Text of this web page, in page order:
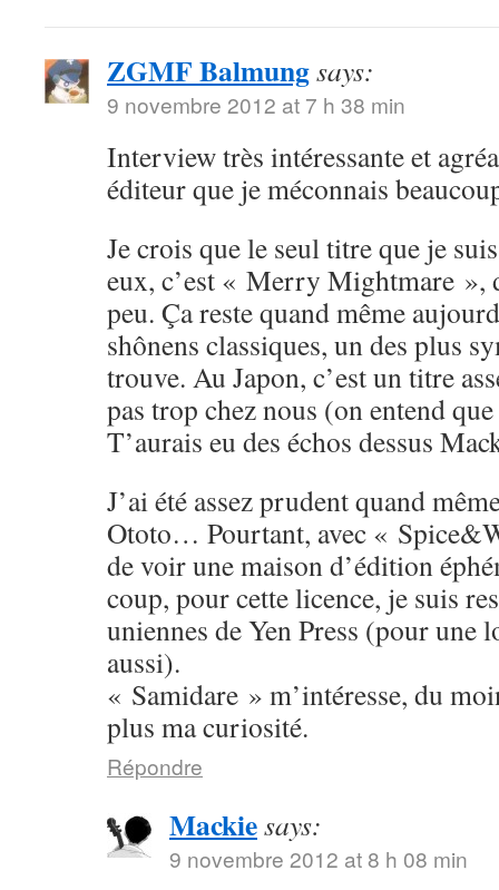
ZGMF Balmungsays:
9 novembre 2012 at 7 h 38 min
Interview très intéressante et
éditeur que je méconnais
Je crois que le seul titre que je
eux, c’est « Merry Mightmare »,
peu. Ça reste quand même
shônens classiques, un des plus
trouve. Au Japon, c’est un titre
pas trop chez nous (on entend
T’aurais eu des échos dessus
J’ai été assez prudent quand
Ototo… Pourtant, avec «
de voir une maison d’édition
coup, pour cette licence, je suis
uniennes de Yen Press (pour une
aussi).
« Samidare » m’intéresse, du
plus ma curiosité.
Répondre
Mackiesays:
9 novembre 2012 at 8 h 08 min